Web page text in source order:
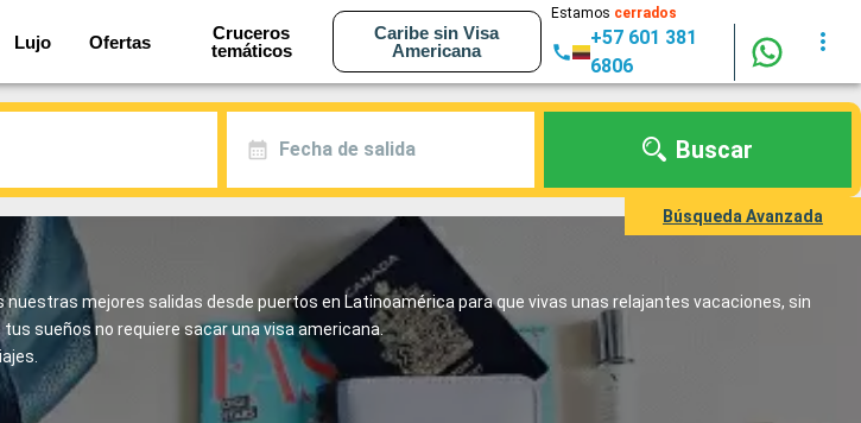
Lujo Ofertas
Cruceros
temáticos
Caribe sin Visa
Americana
Estamos cerrados
+57 601 381
6806
Fecha de salida Buscar
Búsqueda Avanzada
mejores salidas desde puertos en Latinoamérica para que vivas unas relajantes vacaciones, sin
sueños no requiere sacar una visa americana.